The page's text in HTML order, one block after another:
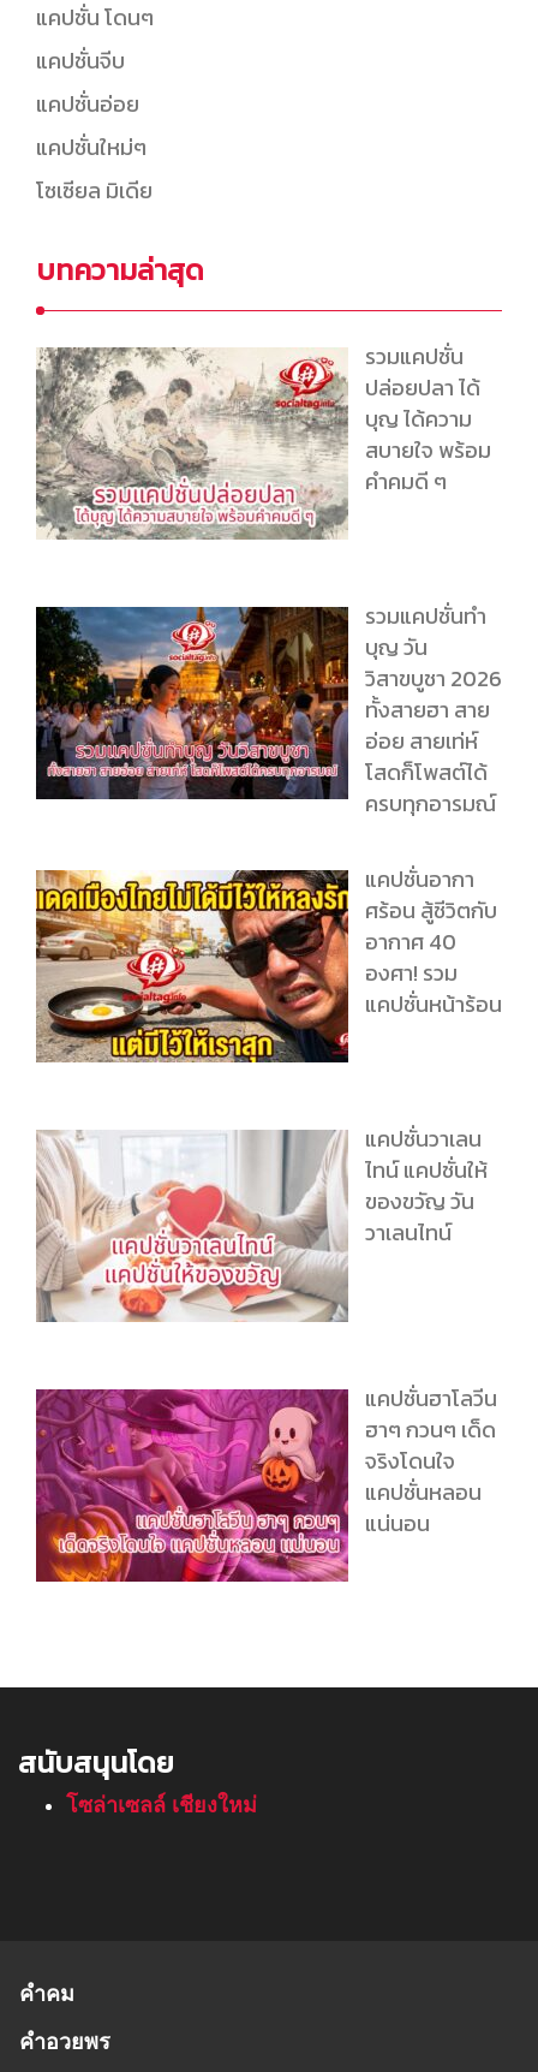
แคปชั่น โดนๆ
แคปชั่นจีบ
แคปชั่นอ่อย
แคปชั่นใหม่ๆ
โซเซียล มิเดีย
บทความล่าสุด
รวมแคปชั่น
ปล่อยปลา ได้
บุญ ได้ความ
สบายใจ พร้อม
คำคมดี ๆ
รวมแคปชั่นทำ
บุญ วัน
วิสาขบูชา 2026
ทั้งสายฮา สาย
อ่อย สายเท่ห์
โสดก็โพสต์ได้
ครบทุกอารมณ์
แคปชั่นอากา
ศร้อน สู้ชีวิตกับ
อากาศ 40
องศา! รวม
แคปชั่นหน้าร้อน
แคปชั่นวาเลน
ไทน์ แคปชั่นให้
ของขวัญ วัน
วาเลนไทน์
แคปชั่นฮาโลวีน
ฮาๆ กวนๆ เด็ด
จริงโดนใจ
แคปชั่นหลอน
แน่นอน
สนับสนุนโดย
โซล่าเซลล์ เชียงใหม่
คำคม
คำอวยพร